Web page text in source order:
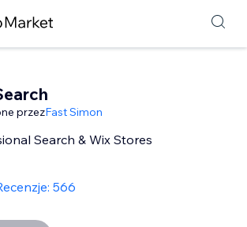
przezFast Simon
Search & Wix Stores
566